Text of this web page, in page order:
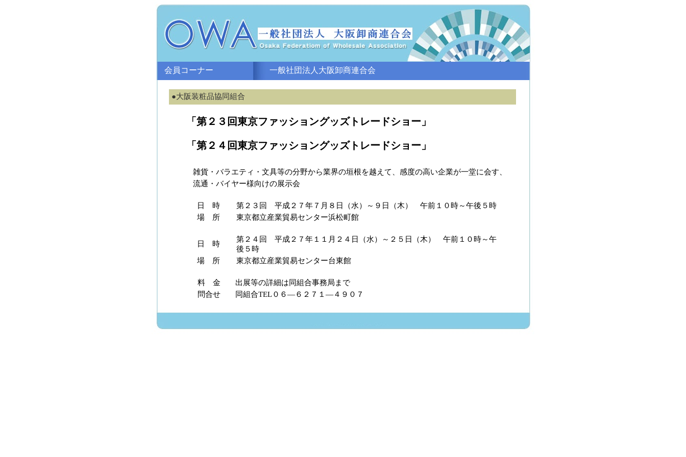
会員コーナー 一般社団法人大阪卸商連合会
●大阪装粧品協同組合
「第２３回東京ファッショングッズトレードショー」
「第２４回東京ファッショングッズトレードショー」
雑貨・バラエティ・文具等の分野から業界の垣根を越えて、感度の高い企業が一堂に会す、
流通・バイヤー様向けの展示会
日 時
第２３回 平成２７年７月８日（水）～９日（木） 午前１０時～午後５時
場 所
東京都立産業貿易センター浜松町館
日 時
第２４回 平成２７年１１月２４日（水）～２５日（木） 午前１０時～午
後５時
場 所
東京都立産業貿易センター台東館
料 金
出展等の詳細は同組合事務局まで
問合せ
同組合TEL０６―６２７１―４９０７